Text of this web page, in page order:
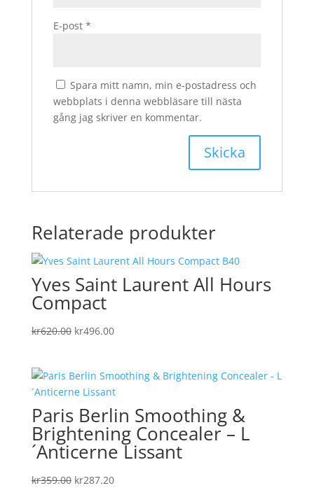
E-post *
Spara mitt namn, min e-postadress och
webbplats i denna webbläsare till nästa
gång jag skriver en kommentar.
Relaterade produkter
Yves Saint Laurent All Hours
Compact
kr620.00 Det
var:
kr620.00.
kr496.00Det
är:
kr496.00.
Paris Berlin Smoothing &
Brightening Concealer – L
´Anticerne Lissant
kr359.00 Det
kr287.20Det